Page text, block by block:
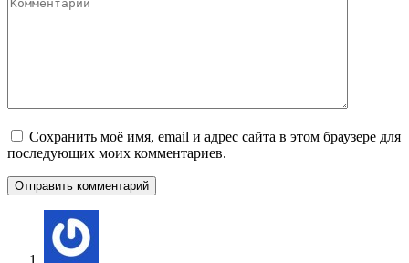
Сохранить моё имя, email и адрес сайта в этом браузере для
последующих моих комментариев.